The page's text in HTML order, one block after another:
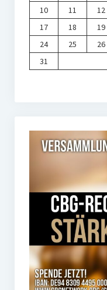
10
11 12
17
18 19
24
25 26
31